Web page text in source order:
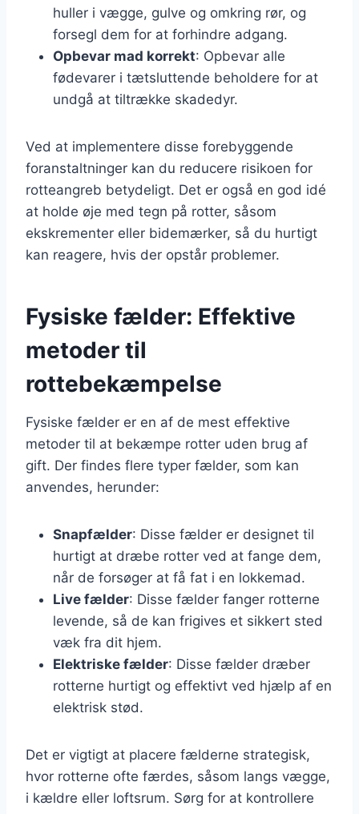
huller i vægge, gulve og omkring rør, og
forsegl dem for at forhindre adgang.
Opbevar mad korrekt: Opbevar alle
fødevarer i tætsluttende beholdere for at
undgå at tiltrække skadedyr.
Ved at implementere disse forebyggende
foranstaltninger kan du reducere risikoen for
rotteangreb betydeligt. Det er også en god idé
at holde øje med tegn på rotter, såsom
ekskrementer eller bidemærker, så du hurtigt
kan reagere, hvis der opstår problemer.
Fysiske fælder: Effektive
metoder til
rottebekæmpelse
Fysiske fælder er en af de mest effektive
metoder til at bekæmpe rotter uden brug af
gift. Der findes flere typer fælder, som kan
anvendes, herunder:
Snapfælder: Disse fælder er designet til
hurtigt at dræbe rotter ved at fange dem,
når de forsøger at få fat i en lokkemad.
Live fælder: Disse fælder fanger rotterne
levende, så de kan frigives et sikkert sted
væk fra dit hjem.
Elektriske fælder: Disse fælder dræber
rotterne hurtigt og effektivt ved hjælp af en
elektrisk stød.
Det er vigtigt at placere fælderne strategisk,
hvor rotterne ofte færdes, såsom langs vægge,
i kældre eller loftsrum. Sørg for at kontrollere